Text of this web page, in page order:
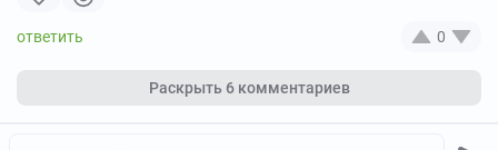
0
Раскрыть6 комментариев